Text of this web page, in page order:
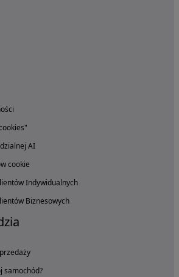
AI
cookie
Indywidualnych
Biznesowych
samochód?